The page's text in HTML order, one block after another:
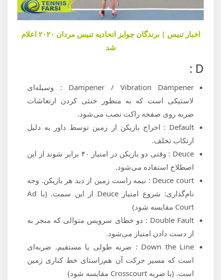
اخبار تنیس | برندگان جوایز اتحادیه تنیس مردان ۲۰۲۰ اعلام
شد
D :
Dampener / Vibration Dampener : وسیله‌ای
لاستیکی است که به منظور خنثی کردن ارتعاشات
ضربه روی صفحه راکت نصب می‌شود.
Default : اخراج بازیکن از زمین توسط داور به دلیل
ارتکاب تخلف.
Deuce : وقتی دو بازیکن در امتیاز ۴۰ برابر شوند از این
اصطلاح استفاده می‌شود.
Deuce court : نیمه راست زمین از دید هر بازیکن. وجه
نام‌گذاری: شروع امتیاز Deuce از این سمت. (با Ad
Court مقایسه شود)
Double Fault : دو خطای سرویس متوالی که منجر به
از دست دادن امتیاز می‌شود.
Down the Line : ضربه طولی یا مستقیم. ضربه‌ای
است که مسیر حرکت آن هم‌راستای خط کناری زمین
است. (با ضربه Crosscourt مقایسه شود)